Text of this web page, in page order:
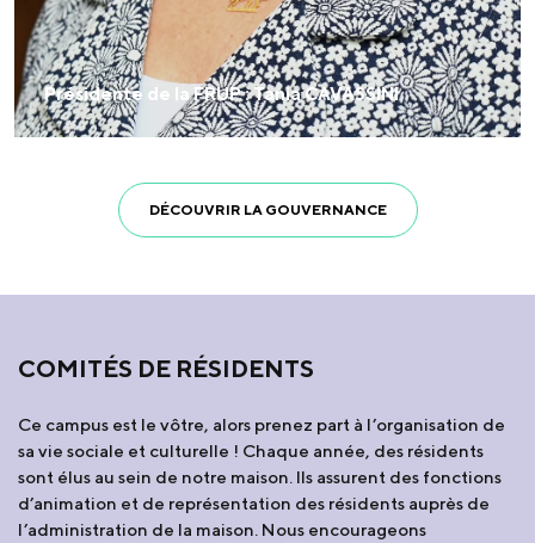
Présidente de la FRUP : Tania CAVASSINI
DÉCOUVRIR LA GOUVERNANCE
COMITÉS DE RÉSIDENTS
Ce campus est le vôtre, alors prenez part à l’organisation de
sa vie sociale et culturelle ! Chaque année, des résidents
sont élus au sein de notre maison. Ils assurent des fonctions
d’animation et de représentation des résidents auprès de
l’administration de la maison. Nous encourageons